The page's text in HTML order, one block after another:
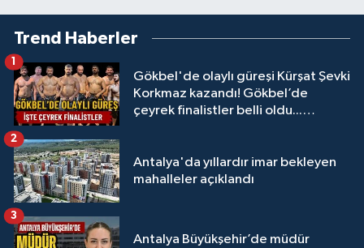
Trend Haberler
Gökbel'de olaylı güreşi Kürşat Şevki
Korkmaz kazandı! Gökbel’de
çeyrek finalistler belli oldu...
1
Antalya'da yıllardır imar bekleyen
mahalleler açıklandı
2
Antalya Büyükşehir’de müdür
3